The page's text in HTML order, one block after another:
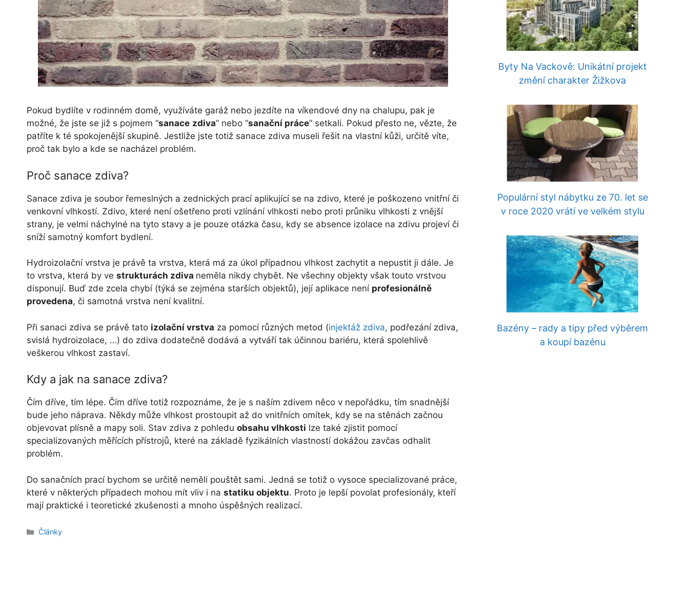
Pokud bydlíte v rodinném domě, využíváte garáž nebo jezdíte na víkendové dny na chalupu, pak je
možné, že jste se již s pojmem “sanace zdiva” nebo “sanační práce” setkali. Pokud přesto ne, vězte, že
patříte k té spokojenější skupině. Jestliže jste totiž sanace zdiva museli řešit na vlastní kůži, určitě víte,
proč tak bylo a kde se nacházel problém.
Proč sanace zdiva?
Sanace zdiva je soubor řemeslných a zednických prací aplikující se na zdivo, které je poškozeno vnitřní či
venkovní vlhkostí. Zdivo, které není ošetřeno proti vzlínání vlhkosti nebo proti průniku vlhkosti z vnější
strany, je velmi náchylné na tyto stavy a je pouze otázka času, kdy se absence izolace na zdivu projeví či
sníží samotný komfort bydlení.
Hydroizolační vrstva je právě ta vrstva, která má za úkol případnou vlhkost zachytit a nepustit ji dále. Je
to vrstva, která by ve strukturách zdiva neměla nikdy chybět. Ne všechny objekty však touto vrstvou
disponují. Buď zde zcela chybí (týká se zejména starších objektů), její aplikace není profesionálně
provedena, či samotná vrstva není kvalitní.
Při sanaci zdiva se právě tato izolační vrstva za pomocí různých metod (injektáž zdiva, podřezání zdiva,
svislá hydroizolace, …) do zdiva dodatečně dodává a vytváří tak účinnou bariéru, která spolehlivě
veškerou vlhkost zastaví.
Kdy a jak na sanace zdiva?
Čím dříve, tím lépe. Čím dříve totiž rozpoznáme, že je s naším zdivem něco v nepořádku, tím snadnější
bude jeho náprava. Někdy může vlhkost prostoupit až do vnitřních omítek, kdy se na stěnách začnou
objevovat plísně a mapy soli. Stav zdiva z pohledu obsahu vlhkosti lze také zjistit pomocí
specializovaných měřících přístrojů, které na základě fyzikálních vlastností dokážou zavčas odhalit
problém.
Do sanačních prací bychom se určitě neměli pouštět sami. Jedná se totiž o vysoce specializované práce,
které v některých případech mohou mít vliv i na statiku objektu. Proto je lepší povolat profesionály, kteří
mají praktické i teoretické zkušenosti a mnoho úspěšných realizací.
Rubriky
Články
Byty Na Vackově: Unikátní projekt
změní charakter Žižkova
Populární styl nábytku ze 70. let se
v roce 2020 vrátí ve velkém stylu
Bazény – rady a tipy před výběrem
a koupí bazénu